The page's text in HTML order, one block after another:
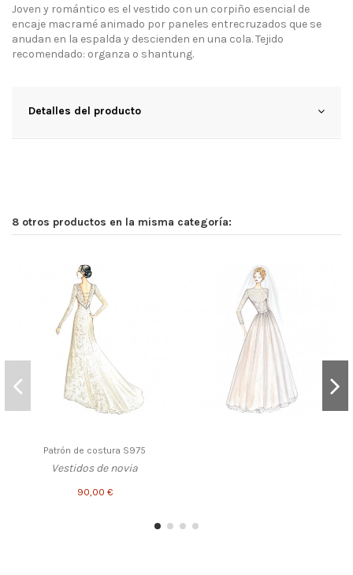
Joven y romántico es el vestido con un corpiño esencial de
encaje macramé animado por paneles entrecruzados que se
anudan en la espalda y descienden en una cola. Tejido
recomendado: organza o shantung.
Detalles del producto
8 otros productos en la misma categoría:
Patrón de costura S975
Vestidos de novia
90,00 €